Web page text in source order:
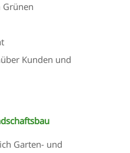
Kunden und
Garten- und